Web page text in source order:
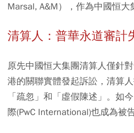
Marsal, A&M），作為中國恒大
清算人：普華永道審計
原先中國恒大集團清算人僅針
港的關聯實體發起訴訟，清算
「疏忽」和「虛假陳述」。如
際(PwC International)也成為被告